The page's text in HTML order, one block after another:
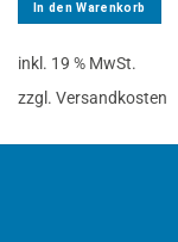
In den Warenkorb
inkl. 19 % MwSt.
zzgl. Versandkosten